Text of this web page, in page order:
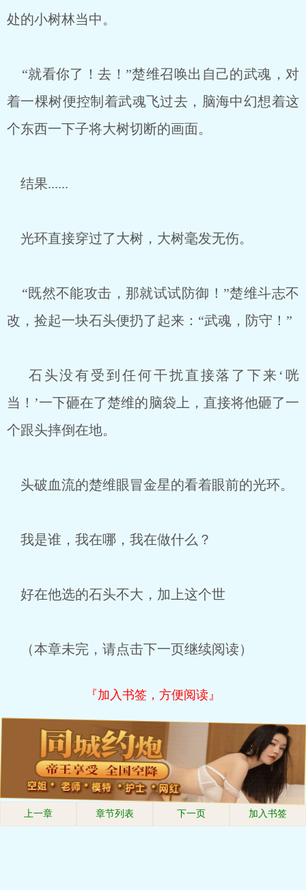
处的小树林当中。
“就看你了！去！”楚维召唤出自己的武魂，对
着一棵树便控制着武魂飞过去，脑海中幻想着这
个东西一下子将大树切断的画面。
结果......
光环直接穿过了大树，大树毫发无伤。
“既然不能攻击，那就试试防御！”楚维斗志不
改，捡起一块石头便扔了起来：“武魂，防守！”
石头没有受到任何干扰直接落了下来‘咣
当！’一下砸在了楚维的脑袋上，直接将他砸了一
个跟头摔倒在地。
头破血流的楚维眼冒金星的看着眼前的光环。
我是谁，我在哪，我在做什么？
好在他选的石头不大，加上这个世
（本章未完，请点击下一页继续阅读）
『加入书签，方便阅读』
上一章 章节列表 下一页 加入书签